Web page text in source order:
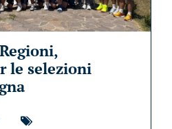
le selezioni